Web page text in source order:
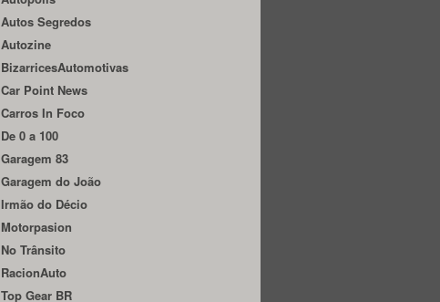
Autos Segredos
Autozine
BizarricesAutomotivas
Car Point News
Carros In Foco
De 0 a 100
Garagem 83
Garagem do João
Irmão do Décio
Motorpasion
No Trânsito
RacionAuto
Top Gear BR